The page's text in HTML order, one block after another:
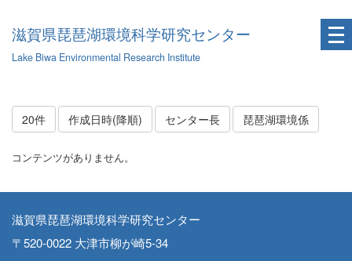
滋賀県琵琶湖環境科学研究センター
Lake Biwa Environmental Research Institute
20件 作成日時(降順) センター長 琵琶湖環境係
コンテンツがありません。
滋賀県琵琶湖環境科学研究センター
〒520-0022 大津市柳が崎5-34